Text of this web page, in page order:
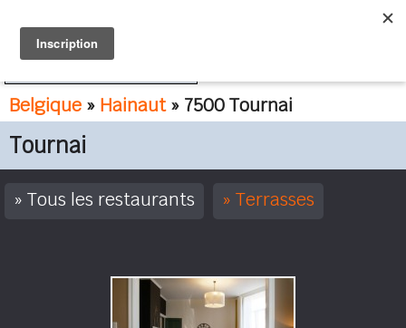
Belgique » Hainaut» 7500 Tournai
Tournai
Tous les restaurants Terrasses